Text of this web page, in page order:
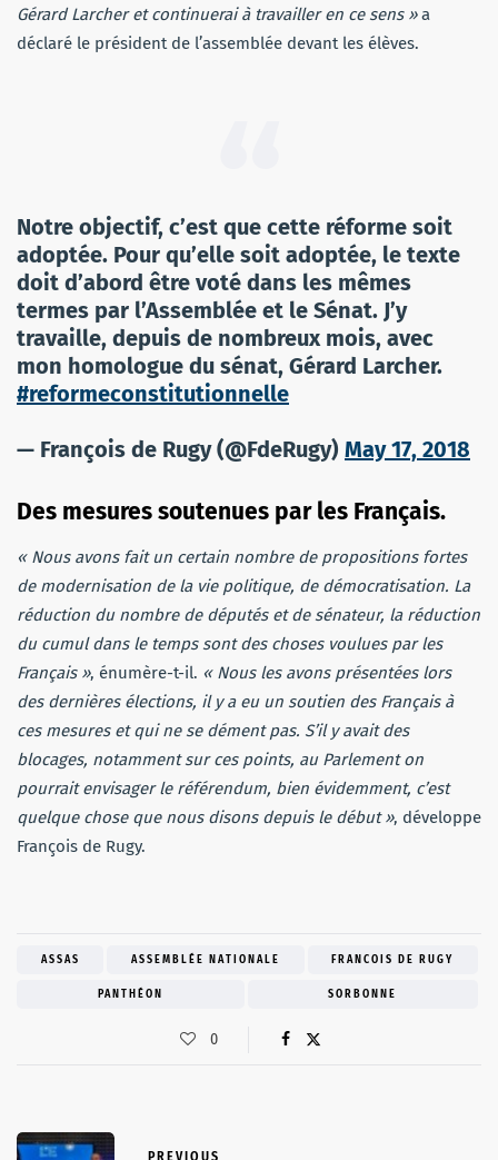
Gérard Larcher et continuerai à travailler en ce sens »a
déclaré le président de l’assemblée devant les élèves.
Notre objectif, c’est que cette réforme soit
adoptée. Pour qu’elle soit adoptée, le texte
doit d’abord être voté dans les mêmes
termes par l’Assemblée et le Sénat. J’y
travaille, depuis de nombreux mois, avec
mon homologue du sénat, Gérard Larcher.
#reformeconstitutionnelle
— François de Rugy (@FdeRugy) May 17, 2018
Des mesures soutenues par les Français.
« Nous avons fait un certain nombre de propositions fortes
de modernisation de la vie politique, de démocratisation. La
réduction du nombre de députés et de sénateur, la réduction
du cumul dans le temps sont des choses voulues par les
Français », énumère-t-il. « Nous les avons présentées lors
des dernières élections, il y a eu un soutien des Français à
ces mesures et qui ne se dément pas. S’il y avait des
blocages, notamment sur ces points, au Parlement on
pourrait envisager le référendum, bien évidemment, c’est
quelque chose que nous disons depuis le début », développe
François de Rugy.
ASSAS ASSEMBLÉE NATIONALE FRANCOIS DE RUGY
PANTHÉON SORBONNE
0
PREVIOUS